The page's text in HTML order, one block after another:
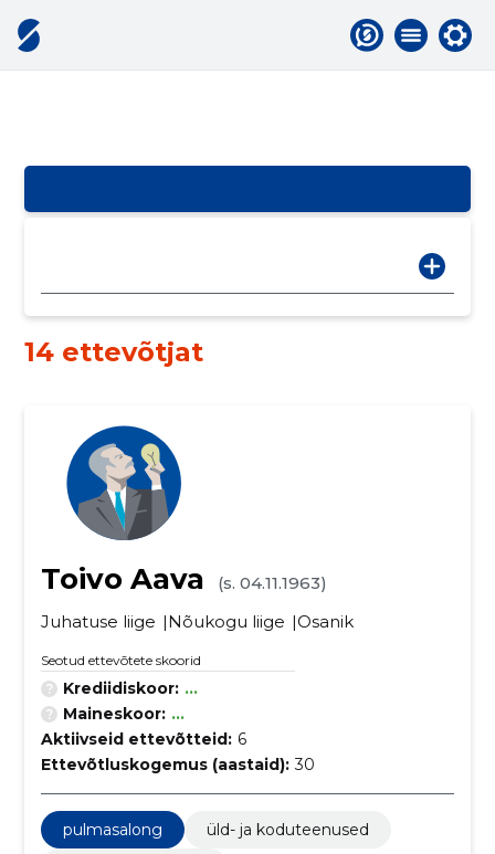
14 ettevõtjat
Toivo Aava
(s. 04.11.1963)
Juhatuse liige
Nõukogu liige Osanik
Seotud ettevõtete skoorid
Krediidiskoor: ...
Maineskoor: ...
Aktiivseid ettevõtteid: 6
Ettevõtluskogemus (aastaid): 30
pulmasalong
üld- ja koduteenused